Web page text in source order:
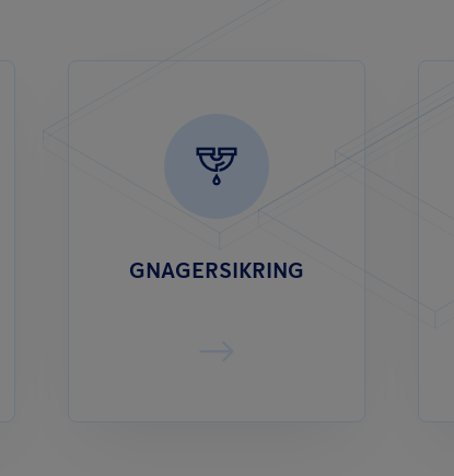
GNAGERSIKRING